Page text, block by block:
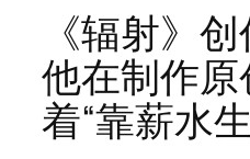
《辐射》
他在制作
着“靠薪水